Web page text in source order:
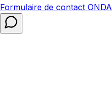
Formulaire de contact ONDA